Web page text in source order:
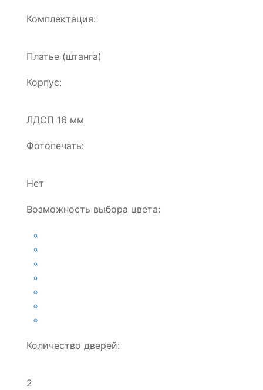
Комплектация:
Платье (штанга)
Корпус:
ЛДСП 16 мм
Фотопечать:
Нет
Возможность выбора цвета:
Количество дверей:
2